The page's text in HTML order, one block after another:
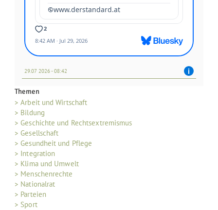
29.07 2026 - 08:42
Themen
> Arbeit und Wirtschaft
> Bildung
> Geschichte und Rechtsextremismus
> Gesellschaft
> Gesundheit und Pflege
> Integration
> Klima und Umwelt
> Menschenrechte
> Nationalrat
> Parteien
> Sport